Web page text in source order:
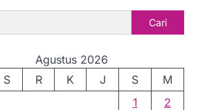
Cari
Agustus 2026
S R K J S
M
1
2